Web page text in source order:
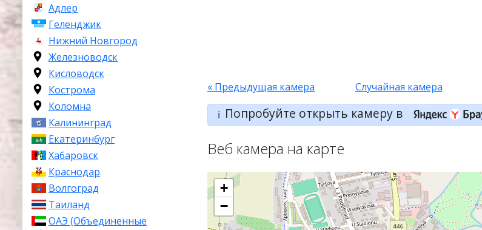
Адлер
Геленджик
Нижний Новгород
Железноводск
Кисловодск
Кострома
Коломна
Калининград
Екатеринбург
Хабаровск
Краснодар
Волгоград
Таиланд
ОАЭ (Объединенные
« Предыдущая камера Случайная камера
ℹ️ Попробуйте открыть камеру в
Веб камера на карте
+
−